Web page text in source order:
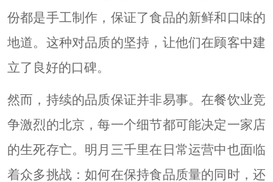
份都是手工制作，保证了食品的新鲜和口味的
地道。这种对品质的坚持，让他们在顾客中建
立了良好的口碑。
然而，持续的品质保证并非易事。在餐饮业竞
争激烈的北京，每一个细节都可能决定一家店
的生死存亡。明月三千里在日常运营中也面临
着众多挑战：如何在保持食品质量的同时，还